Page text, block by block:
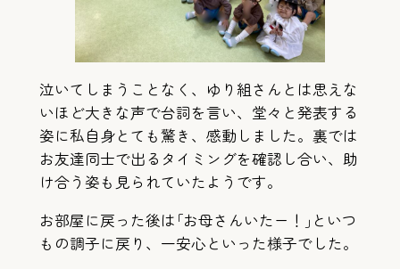
泣いてしまうことなく、ゆり組さんとは思えな
いほど大きな声で台詞を言い、堂々と発表する
姿に私自身とても驚き、感動しました。裏では
お友達同士で出るタイミングを確認し合い、助
け合う姿も見られていたようです。
お部屋に戻った後は｢お母さんいたー！｣といつ
もの調子に戻り、一安心といった様子でした。